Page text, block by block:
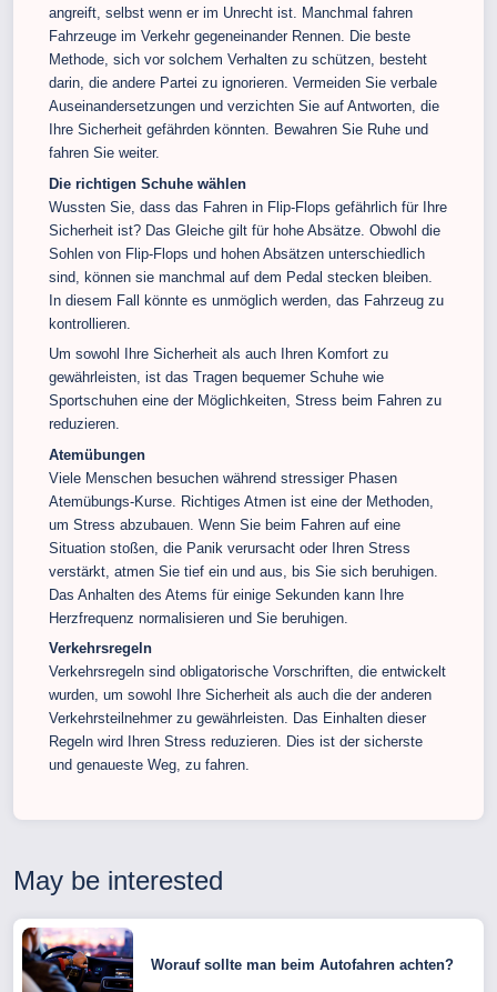
angreift, selbst wenn er im Unrecht ist. Manchmal fahren
Fahrzeuge im Verkehr gegeneinander Rennen. Die beste
Methode, sich vor solchem Verhalten zu schützen, besteht
darin, die andere Partei zu ignorieren. Vermeiden Sie verbale
Auseinandersetzungen und verzichten Sie auf Antworten, die
Ihre Sicherheit gefährden könnten. Bewahren Sie Ruhe und
fahren Sie weiter.
Die richtigen Schuhe wählen
Wussten Sie, dass das Fahren in Flip-Flops gefährlich für Ihre
Sicherheit ist? Das Gleiche gilt für hohe Absätze. Obwohl die
Sohlen von Flip-Flops und hohen Absätzen unterschiedlich
sind, können sie manchmal auf dem Pedal stecken bleiben.
In diesem Fall könnte es unmöglich werden, das Fahrzeug zu
kontrollieren.
Um sowohl Ihre Sicherheit als auch Ihren Komfort zu
gewährleisten, ist das Tragen bequemer Schuhe wie
Sportschuhen eine der Möglichkeiten, Stress beim Fahren zu
reduzieren.
Atemübungen
Viele Menschen besuchen während stressiger Phasen
Atemübungs-Kurse. Richtiges Atmen ist eine der Methoden,
um Stress abzubauen. Wenn Sie beim Fahren auf eine
Situation stoßen, die Panik verursacht oder Ihren Stress
verstärkt, atmen Sie tief ein und aus, bis Sie sich beruhigen.
Das Anhalten des Atems für einige Sekunden kann Ihre
Herzfrequenz normalisieren und Sie beruhigen.
Verkehrsregeln
Verkehrsregeln sind obligatorische Vorschriften, die entwickelt
wurden, um sowohl Ihre Sicherheit als auch die der anderen
Verkehrsteilnehmer zu gewährleisten. Das Einhalten dieser
Regeln wird Ihren Stress reduzieren. Dies ist der sicherste
und genaueste Weg, zu fahren.
May be interested
Worauf sollte man beim Autofahren achten?